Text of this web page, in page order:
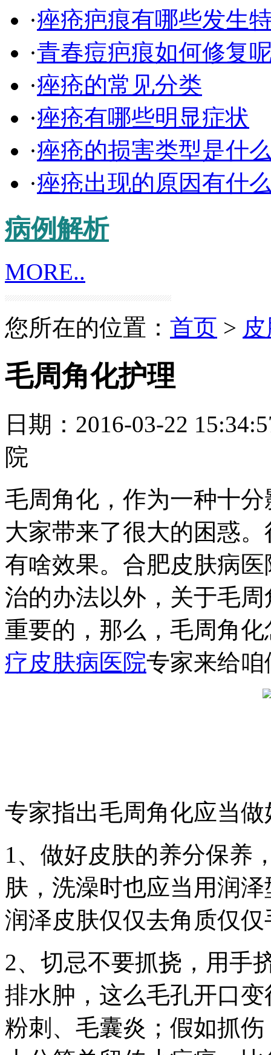
·痤疮疤痕有哪些发生
·青春痘疤痕如何修复
·痤疮的常见分类
·痤疮有哪些明显症状
·痤疮的损害类型是什
·痤疮出现的原因有什
病例解析
MORE..
您所在的位置： 首页 >
毛周角化护理
日期：2016-03-22
院
毛周角化，作为一种十
大家带来了很大的困惑
有啥效果。合肥皮肤病
治的办法以外，关于毛
重要的，那么，毛周角
疗皮肤病医院专家来给
专家指出毛周角化应当
1、做好皮肤的养分保养
肤，洗澡时也应当用润
润泽皮肤仅仅去角质仅
2、切忌不要抓挠，用手
排水肿，这么毛孔开口
粉刺、毛囊炎；假如抓